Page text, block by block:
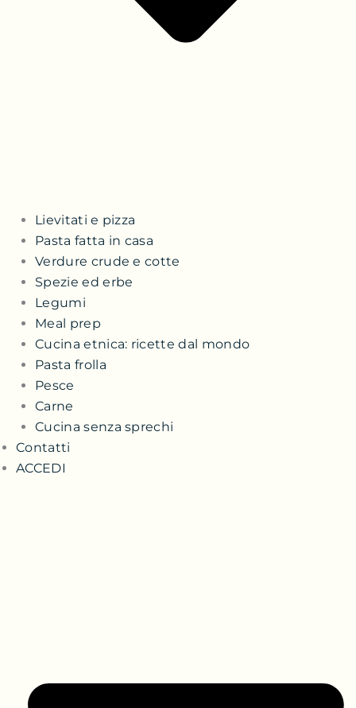
Lievitati e pizza
Pasta fatta in casa
Verdure crude e cotte
Spezie ed erbe
Legumi
Meal prep
Cucina etnica: ricette dal mondo
Pasta frolla
Pesce
Carne
Cucina senza sprechi
Contatti
ACCEDI